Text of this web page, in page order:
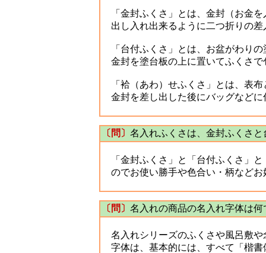
「金封ふくさ」とは、金封（お金を
出し入れ出来るように二つ折りの差
「台付ふくさ」とは、お盆がわりの
金封を塗台板の上に置いてふくさで
「袷（あわ）せふくさ」とは、表布
金封を差し出した後にバッグなどに
〔問〕 名入れふくさは、金封ふくさ
「金封ふくさ」と「台付ふくさ」と
のでお使い勝手や色合い・柄などお
〔問〕 名入れの商品の名入れ字体は何
名入れシリーズのふくさや風呂敷や
字体は、基本的には、すべて「楷書